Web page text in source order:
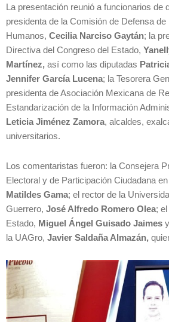
La presentación reunió a funcionarios de
presidenta de la Comisión de Defensa
Humanos, Cecilia Narciso Gaytán; la
Directiva del Congreso del Estado,
Martínez, así como las diputadas
Jennifer García Lucena; la Tesorera
presidenta de Asociación Mexicana de
Estandarización de la Información
Leticia Jiménez Zamora, alcaldes,
universitarios.
Los comentaristas fueron: la Consejera
Electoral y de Participación Ciudadana
Matildes Gama; el rector de la
Guerrero, José Alfredo Romero Olea;
Estado, Miguel Ángel Guisado Jaimes
la UAGro, Javier Saldaña Almazán,